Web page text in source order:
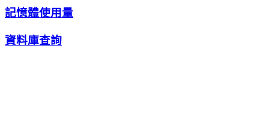
記憶體使用量
資料庫查詢